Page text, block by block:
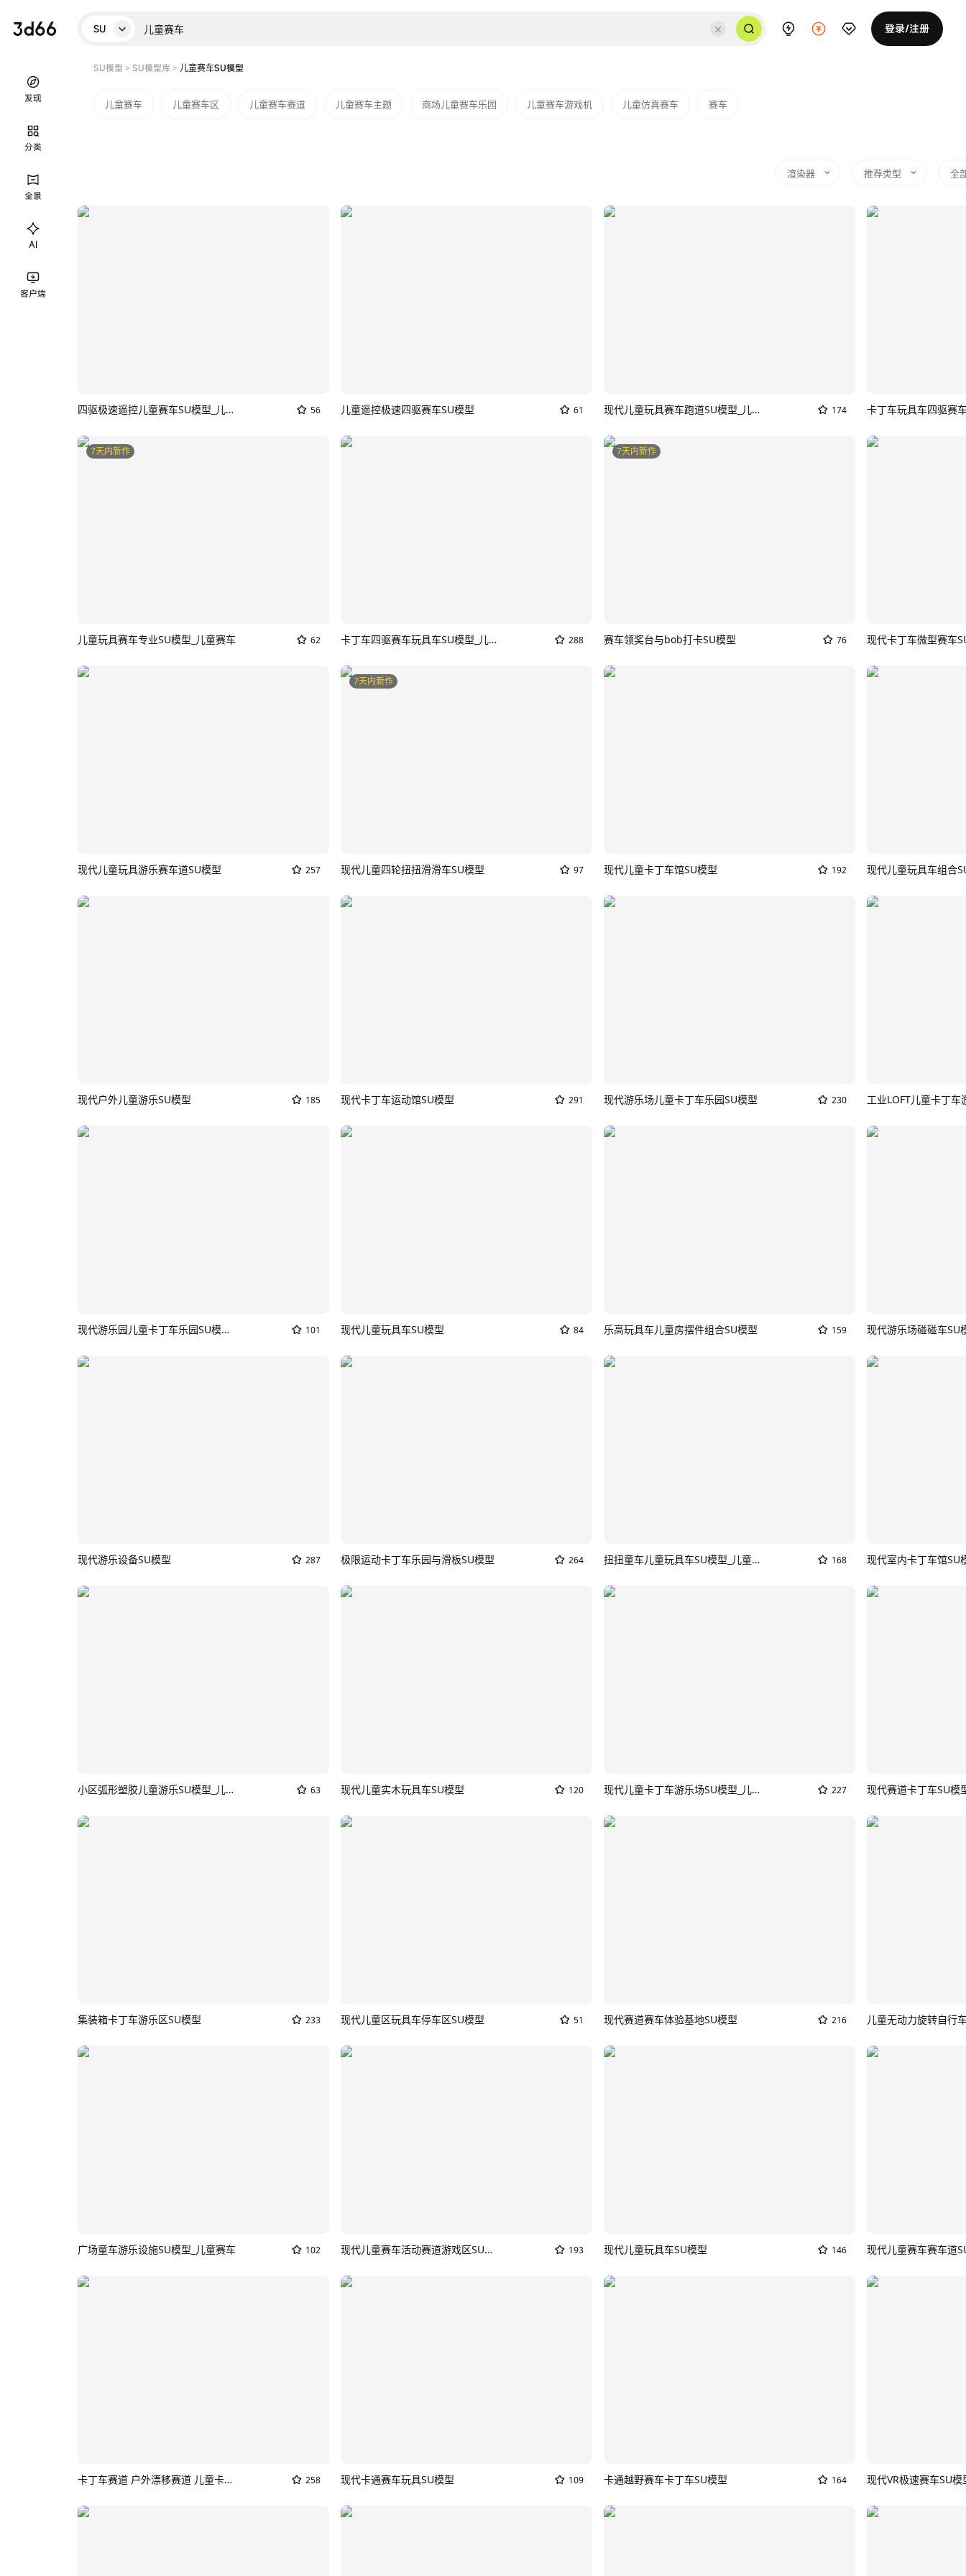
SU 登录/注册
发现
分类
全景
AI
客户端
SU模型 > SU模型库> 儿童赛车SU模型
儿童赛车 儿童赛车区 儿童赛车赛道 儿童赛车主题 商场儿童赛车乐园 儿童赛车游戏机 儿童仿真赛车 赛车
渲染器 推荐类型 全
四驱极速遥控儿童赛车SU模型_儿童赛车 56 儿童遥控极速四驱赛车SU模型 61 现代儿童玩具赛车跑道SU模型_儿童赛车 174 卡丁车玩具车四驱赛
7天内新作
儿童玩具赛车专业SU模型_儿童赛车 62 卡丁车四驱赛车玩具车SU模型_儿童赛车 288
7天内新作
赛车领奖台与bob打卡SU模型 76
现代儿童玩具游乐赛车道SU模型 257
7天内新作
现代儿童四轮扭扭滑滑车SU模型 97 现代儿童卡丁车馆SU模型 192 现代儿童玩具车组合
现代户外儿童游乐SU模型 185 现代卡丁车运动馆SU模型 291 现代游乐场儿童卡丁车乐园SU模型 230 工业LOFT儿童卡丁车
现代游乐园儿童卡丁车乐园SU模型_儿童赛车 101 现代儿童玩具车SU模型 84 乐高玩具车儿童房摆件组合SU模型 159 现代游乐场碰碰车SU
现代游乐设备SU模型 287 极限运动卡丁车乐园与滑板SU模型 264 扭扭童车儿童玩具车SU模型_儿童赛车 168 现代室内卡丁车馆SU
小区弧形塑胶儿童游乐SU模型_儿童赛车 63 现代儿童实木玩具车SU模型 120 现代儿童卡丁车游乐场SU模型_儿童赛车 227 现代赛道卡丁车SU模
集装箱卡丁车游乐区SU模型 233 现代儿童区玩具车停车区SU模型 51 现代赛道赛车体验基地SU模型 216 儿童无动力旋转自行
广场童车游乐设施SU模型_儿童赛车 102 现代儿童赛车活动赛道游戏区SU模型 193 现代儿童玩具车SU模型 146 现代儿童赛车赛车道
卡丁车赛道 户外漂移赛道 儿童卡丁车赛道 卡丁车赛场 赛车赛道SU模型 258 现代卡通赛车玩具SU模型 109 卡通越野赛车卡丁车SU模型 164 现代VR极速赛车SU模